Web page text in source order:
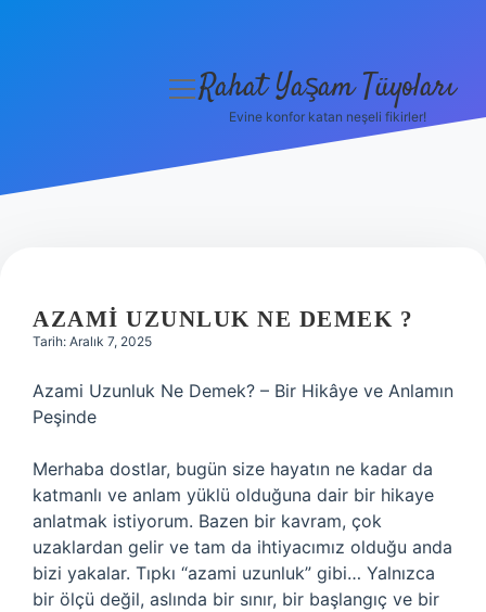
Hakkımızda
menüyü
Rahat Yaşam Tüyoları
Evine konfor katan neşeli fikirler!
AZAMI UZUNLUK NE DEMEK ?
Tarih: Aralık 7, 2025
Azami Uzunluk Ne Demek? – Bir Hikâye ve Anlamın
Peşinde
Merhaba dostlar, bugün size hayatın ne kadar da
katmanlı ve anlam yüklü olduğuna dair bir hikaye
anlatmak istiyorum. Bazen bir kavram, çok
uzaklardan gelir ve tam da ihtiyacımız olduğu anda
bizi yakalar. Tıpkı “azami uzunluk” gibi… Yalnızca
bir ölçü değil, aslında bir sınır, bir başlangıç ve bir